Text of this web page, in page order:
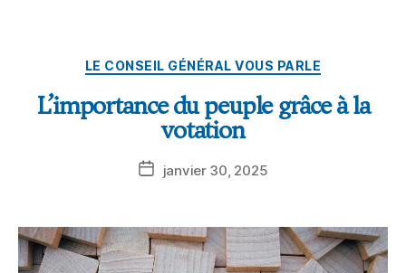
LE CONSEIL GÉNÉRAL VOUS PARLE
L’importance du peuple grâce à la
votation
janvier 30, 2025